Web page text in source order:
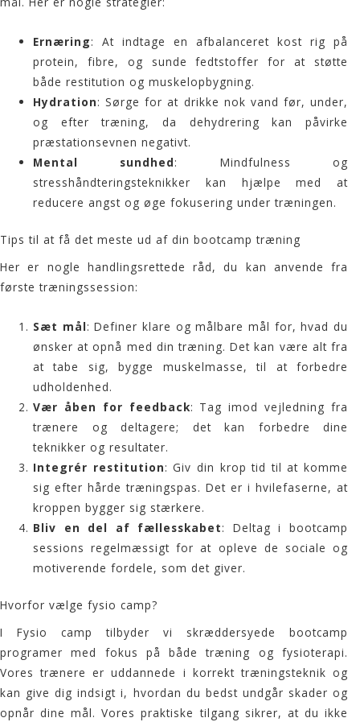
Ernæring: At indtage en afbalanceret kost rig på
protein, fibre, og sunde fedtstoffer for at støtte
både restitution og muskelopbygning.
Hydration: Sørge for at drikke nok vand før, under,
og efter træning, da dehydrering kan påvirke
præstationsevnen negativt.
Mental sundhed: Mindfulness og
stresshåndteringsteknikker kan hjælpe med at
reducere angst og øge fokusering under træningen.
Tips til at få det meste ud af din bootcamp træning
Her er nogle handlingsrettede råd, du kan anvende fra
første træningssession:
Sæt mål: Definer klare og målbare mål for, hvad du
ønsker at opnå med din træning. Det kan være alt fra
at tabe sig, bygge muskelmasse, til at forbedre
udholdenhed.
Vær åben for feedback: Tag imod vejledning fra
trænere og deltagere; det kan forbedre dine
teknikker og resultater.
Integrér restitution: Giv din krop tid til at komme
sig efter hårde træningspas. Det er i hvilefaserne, at
kroppen bygger sig stærkere.
Bliv en del af fællesskabet: Deltag i bootcamp
sessions regelmæssigt for at opleve de sociale og
motiverende fordele, som det giver.
Hvorfor vælge fysio camp?
I Fysio camp
tilbyder vi skræddersyede bootcamp
programer med fokus på både træning og fysioterapi.
Vores trænere er uddannede i korrekt træningsteknik og
kan give dig indsigt i, hvordan du bedst undgår skader og
opnår dine mål. Vores praktiske tilgang sikrer, at du ikke